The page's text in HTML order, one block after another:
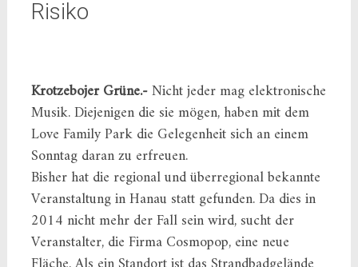
Risiko
Krotzebojer Grüne.-Nicht jeder mag elektronische
Musik. Diejenigen die sie mögen, haben mit dem
Love Family Park die Gelegenheit sich an einem
Sonntag daran zu erfreuen.
Bisher hat die regional und überregional bekannte
Veranstaltung in Hanau statt gefunden. Da dies in
2014 nicht mehr der Fall sein wird, sucht der
Veranstalter, die Firma Cosmopop, eine neue